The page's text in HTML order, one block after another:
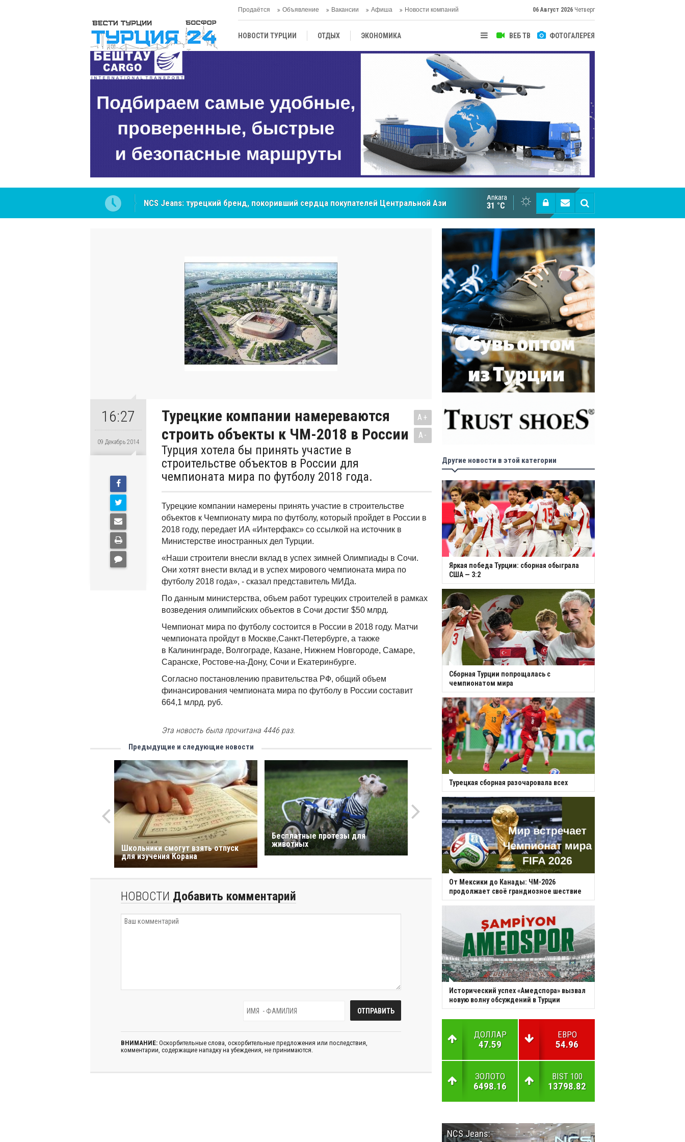
Продаётся Объявление Вакансии Афиша Новости компаний 06 Август 2026 Четверг
ВЕБ ТВ ФОТОГАЛЕРЕЯ
НОВОСТИ ТУРЦИИ ОТДЫХ ЭКОНОМИКА
ЦЕНТРАЛЬНАЯ АЗИЯ
Cottonhill покоряет мировые рынки Великий Шёлковый путь объединяет таланты в
Ankara
31 °C
16:27
09 Декабрь 2014
Турецкие компании намереваются
строить объекты к ЧМ-2018 в России
Турция хотела бы принять участие в
строительстве объектов в России для
чемпионата мира по футболу 2018 года.
A+
A-
Турецкие компании намерены принять участие в строительстве
объектов к Чемпионату мира по футболу, который пройдет в России в
2018 году, передает ИА «Интерфакс» со ссылкой на источник в
Министерстве иностранных дел Турции.
«Наши строители внесли вклад в успех зимней Олимпиады в Сочи.
Они хотят внести вклад и в успех мирового чемпионата мира по
футболу 2018 года», - сказал представитель МИДа.
По данным министерства, объем работ турецких строителей в рамках
возведения олимпийских объектов в Сочи достиг $50 млрд.
Чемпионат мира по футболу состоится в России в 2018 году. Матчи
чемпионата пройдут в Москве,Санкт-Петербурге, а также
в Калининграде, Волгограде, Казане, Нижнем Новгороде, Самаре,
Саранске, Ростове-на-Дону, Сочи и Екатеринбурге.
Согласно постановлению правительства РФ, общий объем
финансирования чемпионата мира по футболу в России составит
664,1 млрд. руб.
Эта новость была прочитана 4446 раз.
Предыдущие и следующие новости
Школьники смогут взять отпуск
для изучения Корана
Бесплатные протезы для
животных
НОВОСТИ Добавить комментарий
ВНИМАНИЕ: Оскорбительные слова, оскорбительные предложения или последствия,
комментарии, содержащие нападку на убеждения, не принимаются.
Другие новости в этой категории
Яркая победа Турции: сборная обыграла
США — 3:2
Сборная Турции попрощалась с
чемпионатом мира
Турецкая сборная разочаровала всех
От Мексики до Канады: ЧМ-2026
продолжает своё грандиозное шествие
Исторический успех «Амедспора» вызвал
новую волну обсуждений в Турции
ДОЛЛАР
47.59
ЕВРО
54.96
ЗОЛОТО
6498.16
BIST 100
13798.82
NCS Jeans: